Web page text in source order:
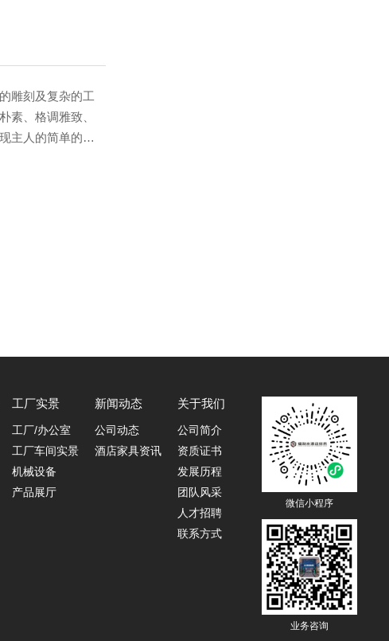
雕刻及复杂的工
素、格调雅致、
主人的简单的生
术的特点是总体
工厂实景
工厂/办公室
工厂车间实景
机械设备
产品展厅
新闻动态
公司动态
酒店家具资讯
关于我们
公司简介
资质证书
发展历程
团队风采
人才招聘
联系方式
微信小程序
业务咨询